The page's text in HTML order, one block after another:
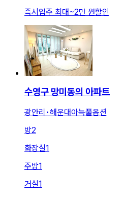
즉시입주 최대 ~2만 원할인
수영구 망미동의 아파트
광안리•해운대아늑풀옵션
방2
화장실1
주방1
거실1